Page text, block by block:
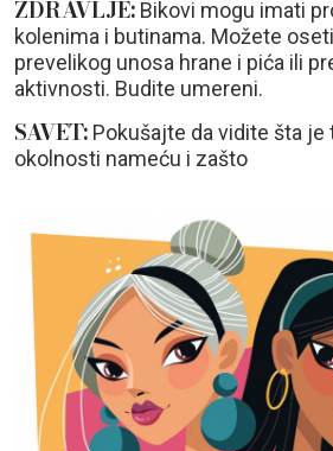
ZDRAVLJE:Bikovi mogu imati
kolenima i butinama. Možete
prevelikog unosa hrane i pića ili
aktivnosti. Budite umereni.
SAVET:Pokušajte da vidite šta je
okolnosti nameću i zašto